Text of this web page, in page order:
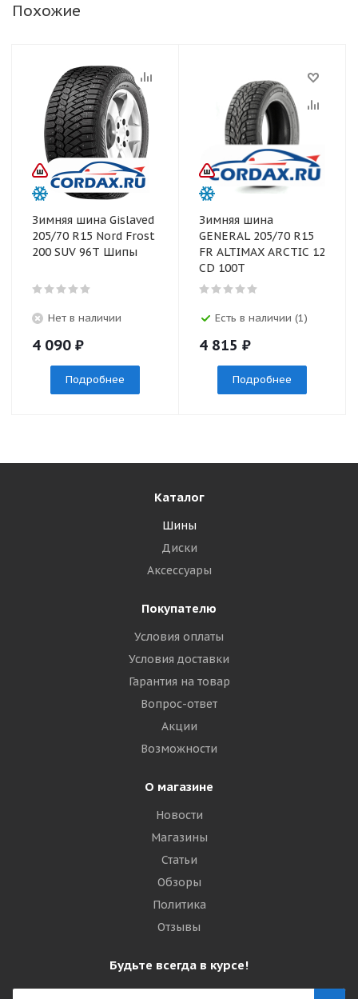
Похожие
Зимняя шина Gislaved
205/70 R15 Nord Frost
200 SUV 96T Шипы
Нет в наличии
4 090 ₽
Подробнее
Зимняя шина
GENERAL 205/70 R15
FR ALTIMAX ARCTIC 12
CD 100T
Есть в наличии (1)
4 815 ₽
Подробнее
Каталог
Шины
Диски
Аксессуары
Покупателю
Условия оплаты
Условия доставки
Гарантия на товар
Вопрос-ответ
Акции
Возможности
О магазине
Новости
Магазины
Статьи
Обзоры
Политика
Отзывы
Будьте всегда в курсе!